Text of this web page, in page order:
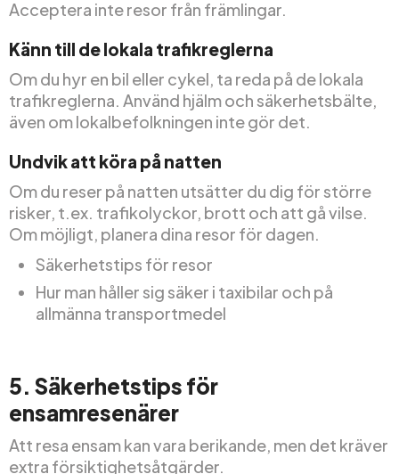
Acceptera inte resor från främlingar.
Känn till de lokala trafikreglerna
Om du hyr en bil eller cykel, ta reda på de lokala
trafikreglerna. Använd hjälm och säkerhetsbälte,
även om lokalbefolkningen inte gör det.
Undvik att köra på natten
Om du reser på natten utsätter du dig för större
risker, t.ex. trafikolyckor, brott och att gå vilse.
Om möjligt, planera dina resor för dagen.
Säkerhetstips för resor
Hur man håller sig säker i taxibilar och på
allmänna transportmedel
5. Säkerhetstips för
ensamresenärer
Att resa ensam kan vara berikande, men det kräver
extra försiktighetsåtgärder.